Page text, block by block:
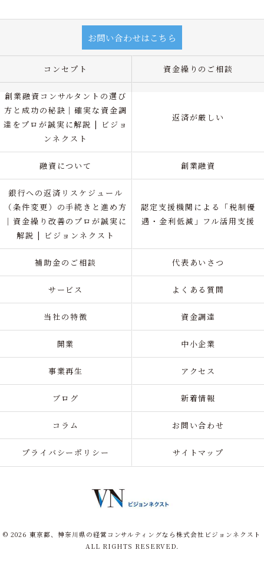
お問い合わせはこちら
コンセプト 資金繰りのご相談
創業融資コンサルタントの選び
方と成功の秘訣｜確実な資金調
達をプロが誠実に解説 | ビジョ
ンネクスト
返済が厳しい
融資について 創業融資
銀行への返済リスケジュール
（条件変更）の手続きと進め方
｜資金繰り改善のプロが誠実に
解説 | ビジョンネクスト
認定支援機関による「税制優
遇・金利低減」フル活用支援
補助金のご相談 代表あいさつ
サービス よくある質問
当社の特徴 資金調達
開業 中小企業
事業再生 アクセス
ブログ 新着情報
コラム お問い合わせ
プライバシーポリシー サイトマップ
© 2026 東京都、神奈川県の経営コンサルティングなら株式会社ビジョンネクスト
ALL RIGHTS RESERVED.